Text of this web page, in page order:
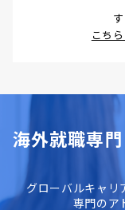
こち
海外就職専
グローバルキャリ
専門のア